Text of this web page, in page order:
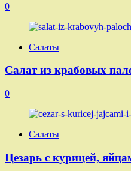
0
Салаты
Салат из крабовых
0
Салаты
Цезарь с курицей,